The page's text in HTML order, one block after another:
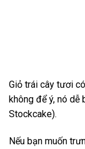
Giỏ trái cây tươi
không để ý, nó dễ
Stockcake).
Nếu bạn muốn